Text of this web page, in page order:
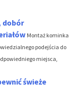
dobór
Montaż kominka
podejścia do
miejsca,
świeże